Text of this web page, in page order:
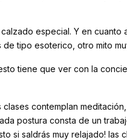
especial. Y en cuanto
tipo esoterico, otro mito
tiene que ver con la
contemplan
postura consta de un
si saldrás muy relajado! las